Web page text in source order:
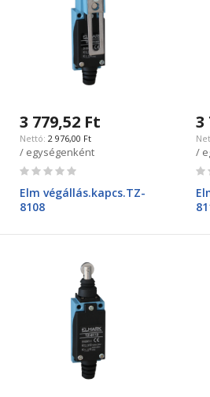
3 779,52 Ft
2 976,00 Ft
/ egységenként
Rating:
Elm végállás.kapcs.TZ-
8108
3
/